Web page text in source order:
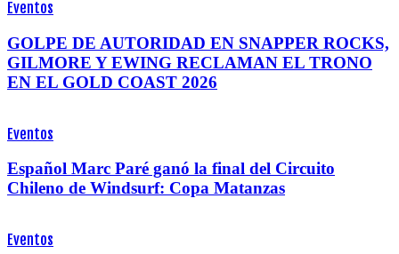
Eventos
GOLPE DE AUTORIDAD EN SNAPPER ROCKS,
GILMORE Y EWING RECLAMAN EL TRONO
EN EL GOLD COAST 2026
Eventos
Español Marc Paré ganó la final del Circuito
Chileno de Windsurf: Copa Matanzas
Eventos